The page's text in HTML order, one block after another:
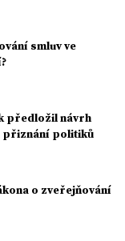
smluv ve
předložil návrh
přiznání politiků
o zveřejňování